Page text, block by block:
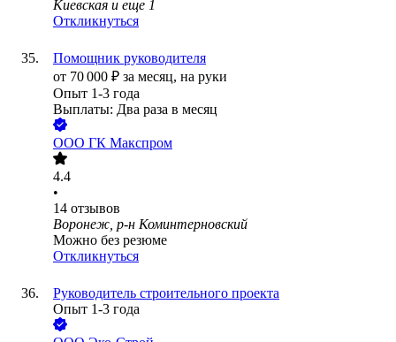
Киевская и еще 1
Откликнуться
Помощник руководителя
от 70 000 ₽ за месяц, на руки
Опыт 1-3 года
Выплаты: Два раза в месяц
ООО ГК Макспром
4.4
•
14 отзывов
Воронеж, р-н Коминтерновский
Можно без резюме
Откликнуться
Руководитель строительного проекта
Опыт 1-3 года